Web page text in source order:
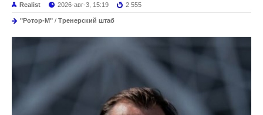
Realist 2026-авг-3, 15:19 2 555
"Ротор-М" / Тренерский штаб